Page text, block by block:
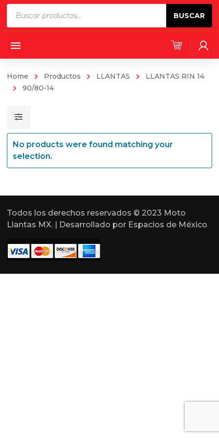
BUSCAR
Home Productos LLANTAS
LLANTAS RIN 14
90/80-14
No products were found matching your
selection.
Todos los derechos reservados © 2023 Moto
Llantas MX. | Desarrollado por Espacios de México